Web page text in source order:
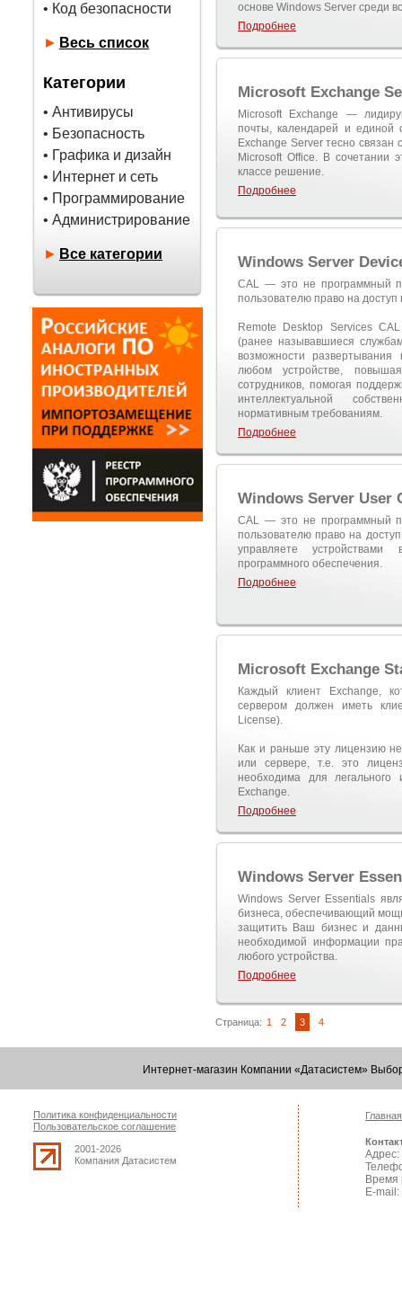
• Код безопасности
► Весь список
Категории
• Антивирусы
• Безопасность
• Графика и дизайн
• Интернет и сеть
• Программирование
• Администрирование
► Все категории
основе Windows Server среди
Подробнее
Microsoft Exchange
Microsoft Exchange —
почты, календарей и единой
Exchange Server тесно
Microsoft Office. В сочетании
классе решение.
Подробнее
Windows Server
CAL — это не программный
пользователю право на доступ
Remote Desktop Services
(ранее называвшиеся
возможности
любом устройстве,
сотрудников, помогая
интеллектуальной
нормативным требованиям.
Подробнее
Windows Server User
CAL — это не программный
пользователю право на
управляете
программного обеспечения.
Подробнее
Microsoft Exchange
Каждый клиент Exchange,
сервером должен иметь
License).
Как и раньше эту лицензию
или сервере, т.е. это
необходима для легального
Exchange.
Подробнее
Windows Server
Windows Server Essentials
бизнеса, обеспечивающий
защитить Ваш бизнес и
необходимой информации
любого устройства.
Подробнее
Страница: 1 2 3 4
Интернет-магазин Компании «Датасистем»
Политика конфиденциальности
Пользовательское соглашение
2001-2026
Компания Датасистем
Главная
Адрес:
Время
E-